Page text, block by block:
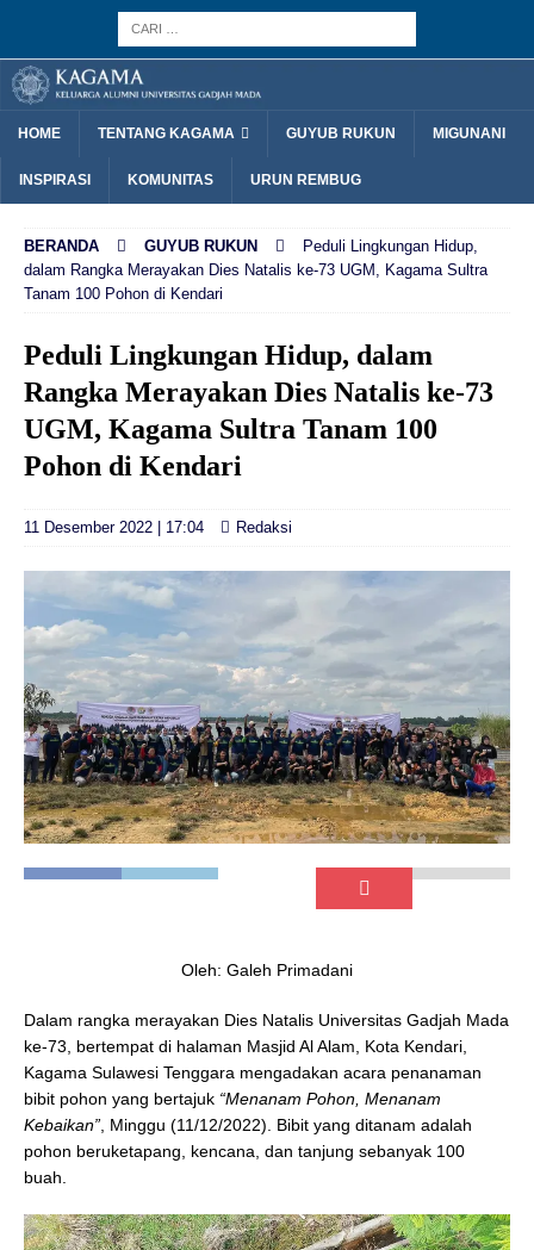
HOME TENTANG KAGAMA GUYUB RUKUN MIGUNANI
INSPIRASI KOMUNITAS URUN REMBUG
BERANDA GUYUB RUKUN
Peduli Lingkungan Hidup,
dalam Rangka Merayakan Dies Natalis ke-73 UGM, Kagama Sultra
Tanam 100 Pohon di Kendari
Peduli Lingkungan Hidup, dalam
Rangka Merayakan Dies Natalis ke-73
UGM, Kagama Sultra Tanam 100
Pohon di Kendari
11 Desember 2022 | 17:04 Redaksi
Oleh: Galeh Primadani
Dalam rangka merayakan Dies Natalis Universitas Gadjah Mada
ke-73, bertempat di halaman Masjid Al Alam, Kota Kendari,
Kagama Sulawesi Tenggara mengadakan acara penanaman
bibit pohon yang bertajuk “Menanam Pohon, Menanam
Kebaikan” , Minggu (11/12/2022). Bibit yang ditanam adalah
pohon beruketapang, kencana, dan tanjung sebanyak 100
buah.